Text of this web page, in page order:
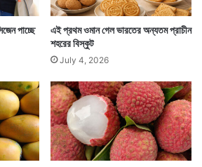
তেল বিক্রির টাকার ওপর যে কর
তেলের দাম বিশ্ববাজারের সঙ্গে তাল
পাচ্ছে
এই প্রথম ওমান গেল ভারতের অন্যতম প্রাচীন
শহরের বিস্কুট
July 4, 2026